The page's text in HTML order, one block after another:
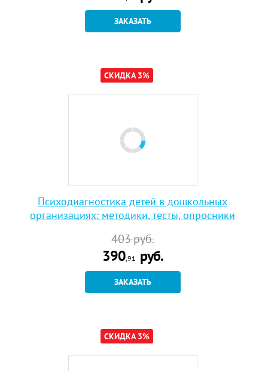
ЗАКАЗАТЬ
СКИДКА 3%
Психодиагностика детей в дошкольных
организациях: методики, тесты, опросники
403руб.
390,91 руб.
ЗАКАЗАТЬ
СКИДКА 3%